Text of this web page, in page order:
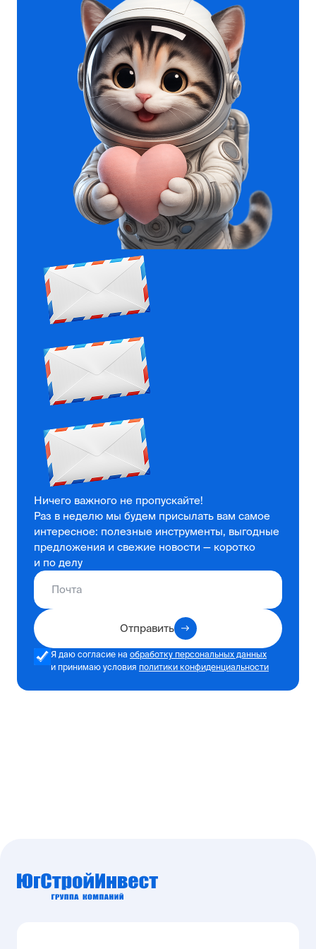
Ничего важного не пропускайте!
Раз в неделю мы будем присылать вам самое
интересное: полезные инструменты, выгодные
предложения и свежие новости — коротко
и по делу
Отправить
Я даю согласие на обработку персональных данных
и принимаю условия политики конфиденциальности